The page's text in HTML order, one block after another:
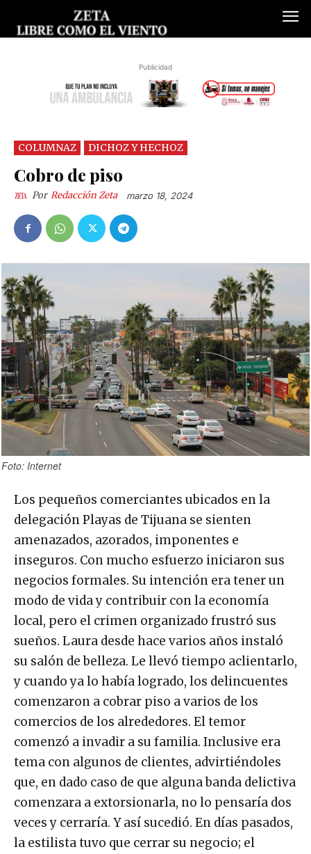
Publicidad
COLUMNAZ DICHOZ Y HECHOZ
Cobro de piso
Por Redacción Zeta marzo 18, 2024
Foto: Internet
Los pequeños comerciantes ubicados en la
delegación Playas de Tijuana se sienten
amenazados, azorados, imponentes e
inseguros. Con mucho esfuerzo iniciaron sus
negocios formales. Su intención era tener un
modo de vida y contribuir con la economía
local, pero el crimen organizado frustró sus
sueños. Laura desde hace varios años instaló
su salón de belleza. Le llevó tiempo aclientarlo,
y cuando ya lo había logrado, los delincuentes
comenzaron a cobrar piso a varios de los
comercios de los alrededores. El temor
comenzó a invadir a su familia. Inclusive era
tema con algunos de clientes, advirtiéndoles
que, en dado caso de que alguna banda delictiva
comenzara a extorsionarla, no lo pensaría dos
veces y cerraría. Y así sucedió. En días pasados,
la estilista tuvo que cerrar su negocio; el